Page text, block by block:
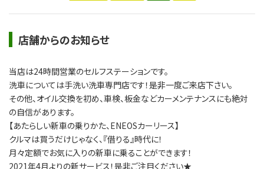
店舗からのお知らせ
当店は24時間営業のセルフステーションです。
洗車については手洗い洗車専門店です！是非一度ご来店下さい。
その他、オイル交換を初め、車検、板金などカーメンテナンスにも絶対
の自信があります。
【あたらしい新車の乗りかた、ENEOSカーリース】
クルマは買うだけじゃなく、『借りる』時代に！
月々定額でお気に入りの新車に乗ることができます！
2021年4月よりの新サービス！是非ご注目ください★